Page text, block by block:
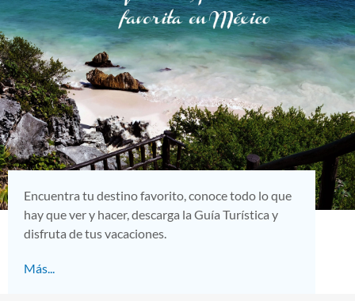
Encuentra tu destino favorito, conoce todo lo que
hay que ver y hacer, descarga la Guía Turística y
disfruta de tus vacaciones.
Más...